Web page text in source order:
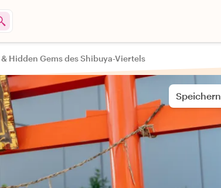
Hidden Gems des Shibuya-Viertels
Speichern